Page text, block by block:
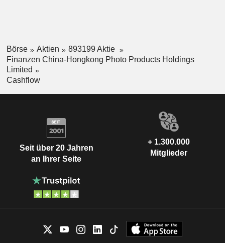
Börse Aktien
893199 Aktie
Finanzen China-Hongkong Photo Products Holdings
Limited
Cashflow
Seit über 20 Jahren
an Ihrer Seite
+ 1.300.000
Mitglieder